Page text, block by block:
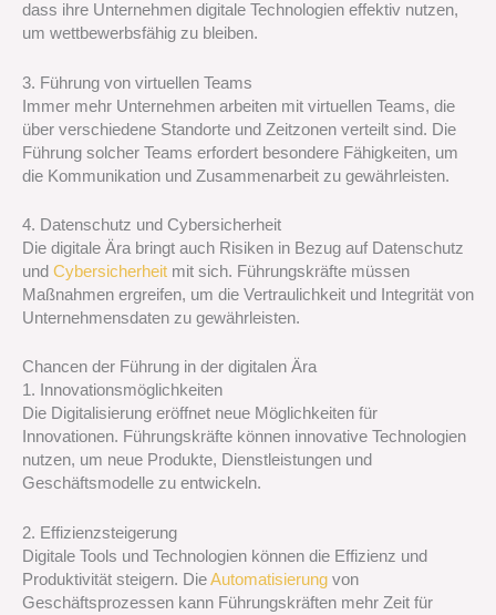
dass ihre Unternehmen digitale Technologien effektiv nutzen,
um wettbewerbsfähig zu bleiben.
3. Führung von virtuellen Teams
Immer mehr Unternehmen arbeiten mit virtuellen Teams, die
über verschiedene Standorte und Zeitzonen verteilt sind. Die
Führung solcher Teams erfordert besondere Fähigkeiten, um
die Kommunikation und Zusammenarbeit zu gewährleisten.
4. Datenschutz und Cybersicherheit
Die digitale Ära bringt auch Risiken in Bezug auf Datenschutz
und Cybersicherheit mit sich. Führungskräfte müssen
Maßnahmen ergreifen, um die Vertraulichkeit und Integrität von
Unternehmensdaten zu gewährleisten.
Chancen der Führung in der digitalen Ära
1. Innovationsmöglichkeiten
Die Digitalisierung eröffnet neue Möglichkeiten für
Innovationen. Führungskräfte können innovative Technologien
nutzen, um neue Produkte, Dienstleistungen und
Geschäftsmodelle zu entwickeln.
2. Effizienzsteigerung
Digitale Tools und Technologien können die Effizienz und
Produktivität steigern. DieAutomatisierung von
Geschäftsprozessen kann Führungskräften mehr Zeit für